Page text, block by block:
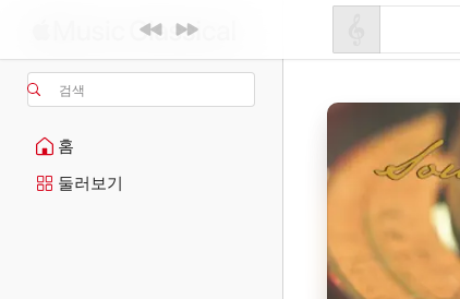
검색
홈
둘러보기